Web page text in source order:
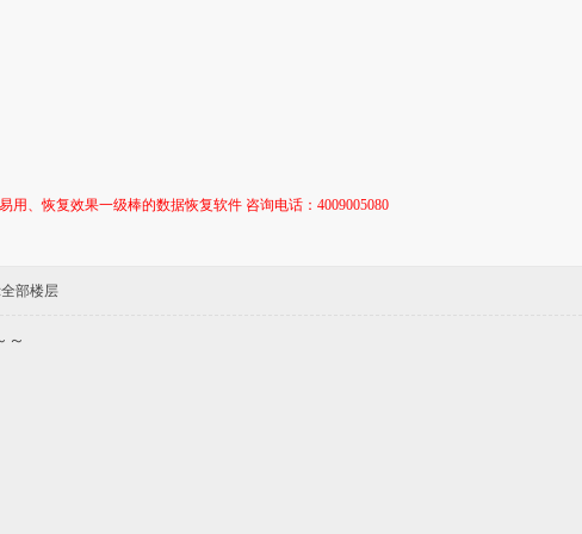
用、恢复效果一级棒的数据恢复软件 咨询电话：4009005080
部楼层
～